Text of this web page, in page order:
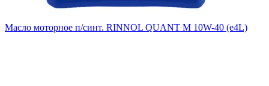
Масло моторное п/синт. RINNOL QUANT M 10W-40 (e4L)